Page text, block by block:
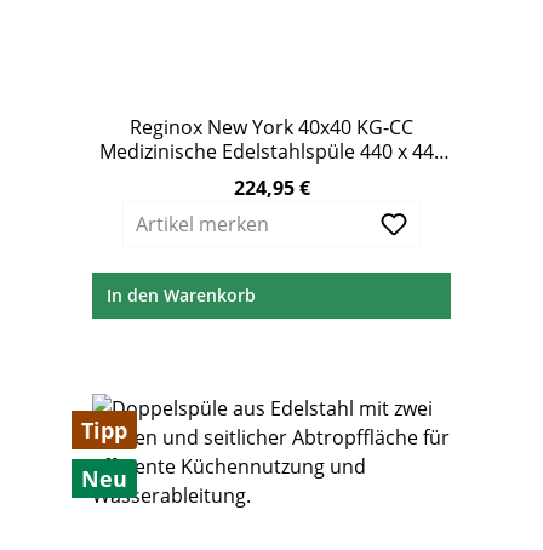
Reginox New York 40x40 KG-CC
Medizinische Edelstahlspüle 440 x 440
mm ohne Überlauf
Regulärer Preis:224,95 €
Artikel merken
In den Warenkorb
Tipp
Neu